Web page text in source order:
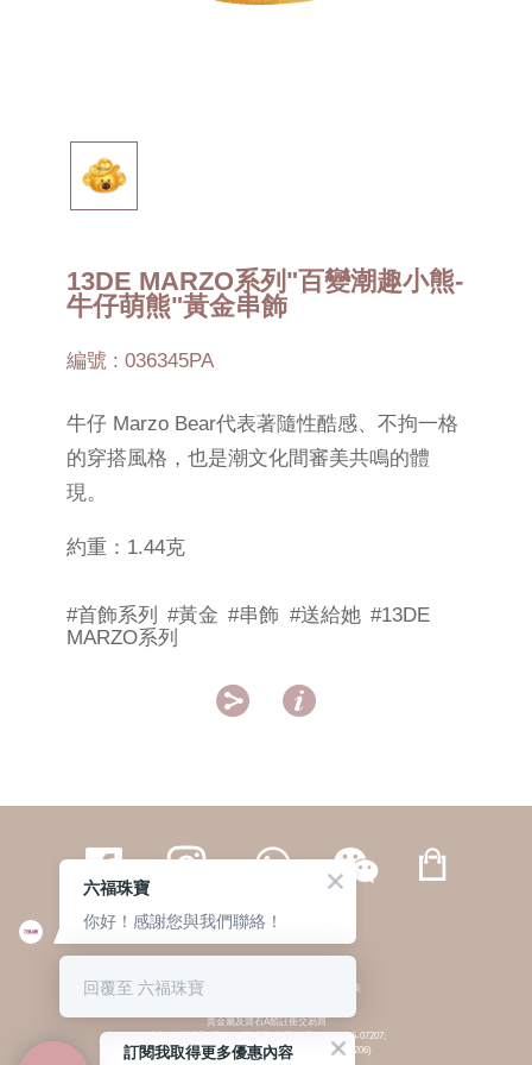
13DE MARZO系列"百變潮趣小熊-
牛仔萌熊"黃金串飾
編號 : 036345PA
牛仔 Marzo Bear代表著隨性酷感、不拘一格
的穿搭風格，也是潮文化間審美共鳴的體
現。
約重：1.44克
#首飾系列 #黃金 #串飾 #送給她 #13DE
MARZO系列
 
繁體 | 簡体
© 六福集團 版權所有 不得轉載 私隱政策
貴金屬及寶石A類註冊交易商
(六福企業禮品(國際)有限公司-註冊號碼:A-B-24-05-07207;
六福電子商貿有限公司-註冊號碼:A-B-24-05-07206)
訂閱我取得更多優惠內容
六福珠寶
你好！感謝您與我們聯絡！
回覆至 六福珠寶